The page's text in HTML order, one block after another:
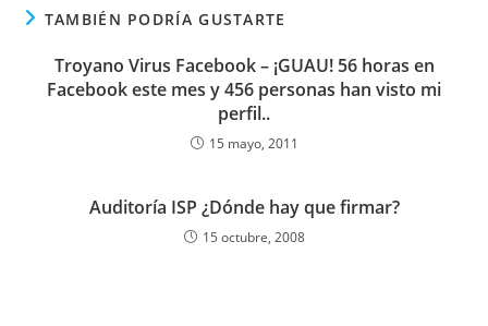
TAMBIÉN PODRÍA GUSTARTE
Troyano Virus Facebook – ¡GUAU! 56 horas en
Facebook este mes y 456 personas han visto mi
perfil..
15 mayo, 2011
Auditoría ISP ¿Dónde hay que firmar?
15 octubre, 2008